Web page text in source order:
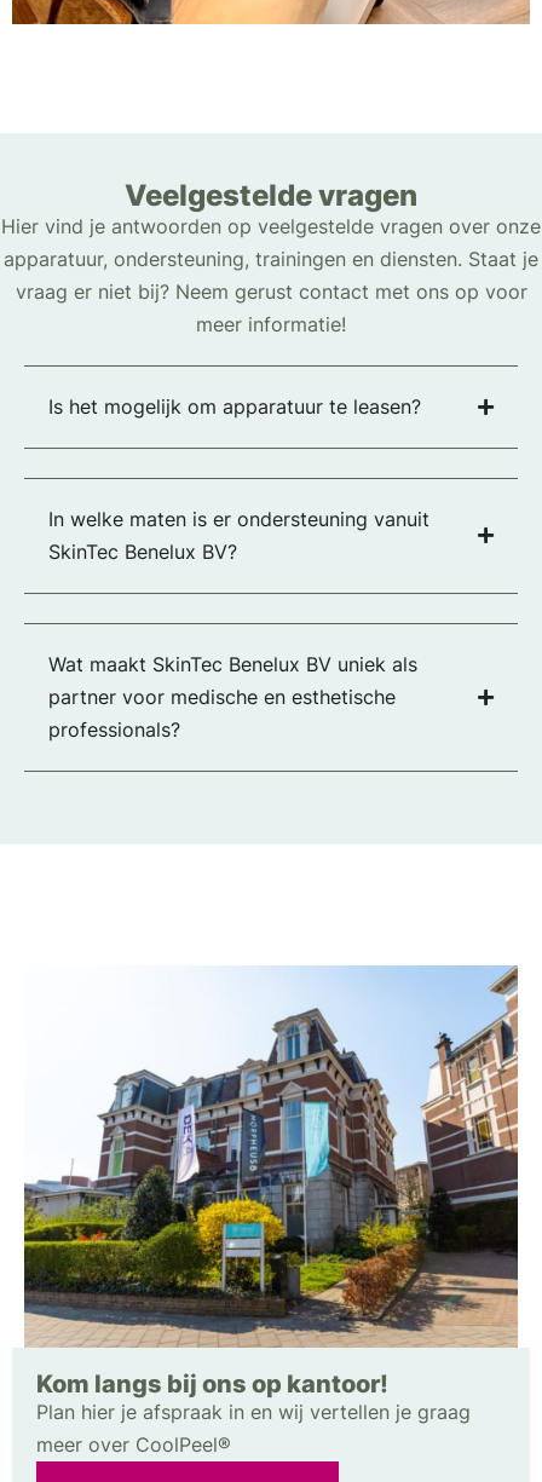
Veelgestelde vragen
Hier vind je antwoorden op veelgestelde vragen over onze
apparatuur, ondersteuning, trainingen en diensten. Staat je
vraag er niet bij? Neem gerust contact met ons op voor
meer informatie!
Is het mogelijk om apparatuur te leasen?
In welke maten is er ondersteuning vanuit
SkinTec Benelux BV?
Wat maakt SkinTec Benelux BV uniek als
partner voor medische en esthetische
professionals?
Kom langs bij ons op kantoor!
Plan hier je afspraak in en wij vertellen je graag
meer over CoolPeel®